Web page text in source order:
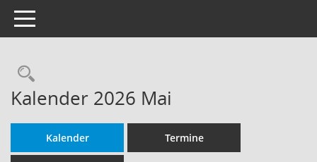
Toggle navigation
Rechercheauswahl
Kalender 2026 Mai
Kalender Termine